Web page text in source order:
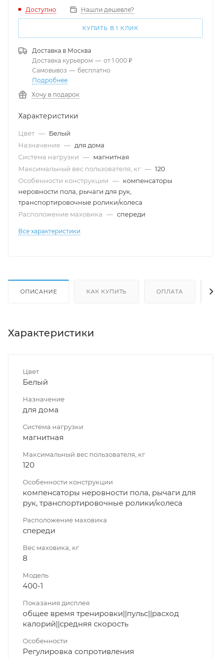
Доступно Нашли дешевле?
КУПИТЬ В 1 КЛИК
Доставка в Москва
Доставка курьером — от 1 000 ₽
Самовывоз — бесплатно
Подробнее
Хочу в подарок
Характеристики
Цвет — Белый
Назначение — для дома
Система нагрузки — магнитная
Максимальный вес пользователя, кг — 120
Особенности конструкции — компенсаторы
неровности пола, рычаги для рук,
транспортировочные ролики/колеса
Расположение маховика — спереди
Все характеристики
ОПИСАНИЕ КАК КУПИТЬ ОПЛАТА
Характеристики
Цвет
Белый
Назначение
для дома
Система нагрузки
магнитная
Максимальный вес пользователя, кг
120
Особенности конструкции
компенсаторы неровности пола, рычаги для
рук, транспортировочные ролики/колеса
Расположение маховика
спереди
Вес маховика, кг
8
Модель
400-1
Показания дисплея
общее время тренировки||пульс||расход
калорий||средняя скорость
Особенности
Регулировка сопротивления